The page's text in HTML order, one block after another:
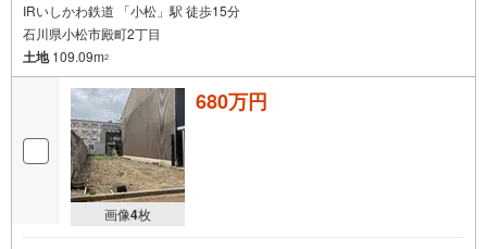
IRいしかわ鉄道 「小松」駅 徒歩15分
石川県小松市殿町2丁目
土地109.09m2
画像4枚
680万円